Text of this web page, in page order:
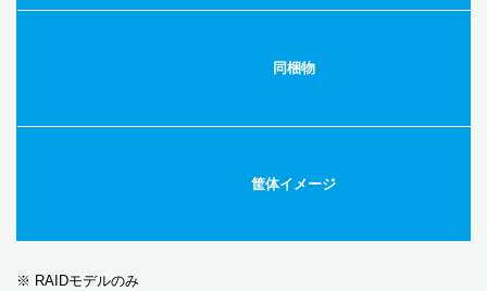
同梱物
筐体イメージ
※ RAIDモデルのみ